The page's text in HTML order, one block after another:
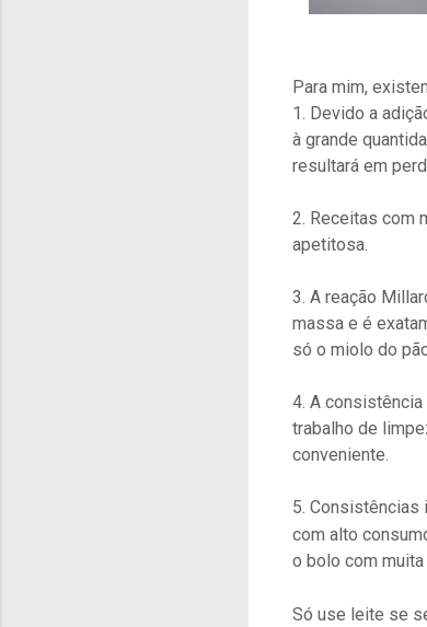
Para mim,
1. Devido a
à grande
resultará em
2. Receitas com
apetitosa.
3. A reação
massa e é
só o miolo do
4. A
trabalho de
conveniente.
5. Consistências
com alto
o bolo com muita
Só use leite se